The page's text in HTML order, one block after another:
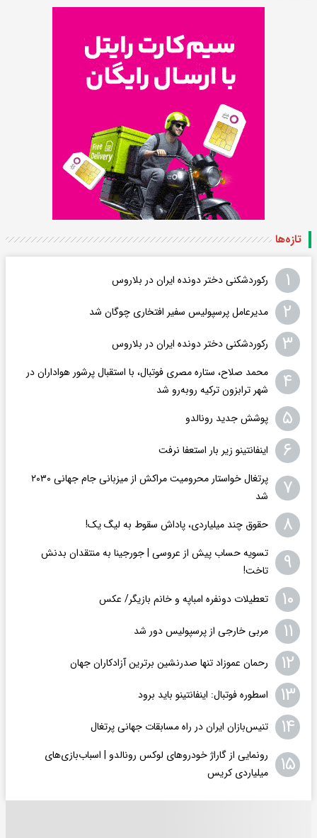
تازه‌ها
۱ رکوردشکنی دختر دونده ایران در بلاروس
۲ مدیرعامل پرسپولیس سفیر افتخاری چوگان شد
۳ رکوردشکنی دختر دونده ایران در بلاروس
۴
محمد صلاح، ستاره مصری فوتبال، با استقبال پرشور هواداران در
شهر ترابزون ترکیه روبه‌رو شد
۵ پوشش جدید رونالدو
۶ اینفانتینو زیر بار استعفا نرفت
۷
پرتغال خواستار محرومیت مراکش از میزبانی جام جهانی ۲۰۳۰
شد
۸ حقوق چند میلیاردی، پاداش سقوط به لیگ یک!
۹
تسویه حساب پیش از عروسی | جورجینا به منتقدان بدنش
تاخت!
۱۰ تعطیلات دونفره امباپه و خانم بازیگر/ عکس
۱۱ مربی خارجی از پرسپولیس دور شد
۱۲ رحمان عموزاد تنها صدرنشین برترین آزادکاران جهان
۱۳ اسطوره فوتبال: اینفانتینو باید برود
۱۴ تنیس‌بازان ایران در راه مسابقات جهانی پرتغال
۱۵
رونمایی از گاراژ خودروهای لوکس رونالدو | اسباب‌‌بازی‌های
میلیاردی کریس